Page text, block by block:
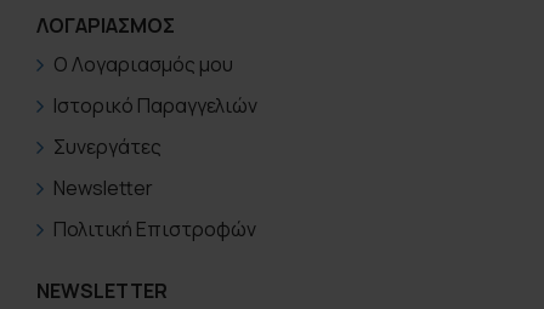
ΛΟΓΑΡΙΑΣΜΟΣ
Ο Λογαριασμός μου
Ιστορικό Παραγγελιών
Συνεργάτες
Newsletter
Πολιτική Επιστροφών
NEWSLETTER